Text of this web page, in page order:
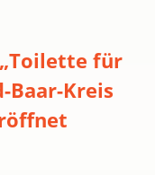
für
Baar-Kreis